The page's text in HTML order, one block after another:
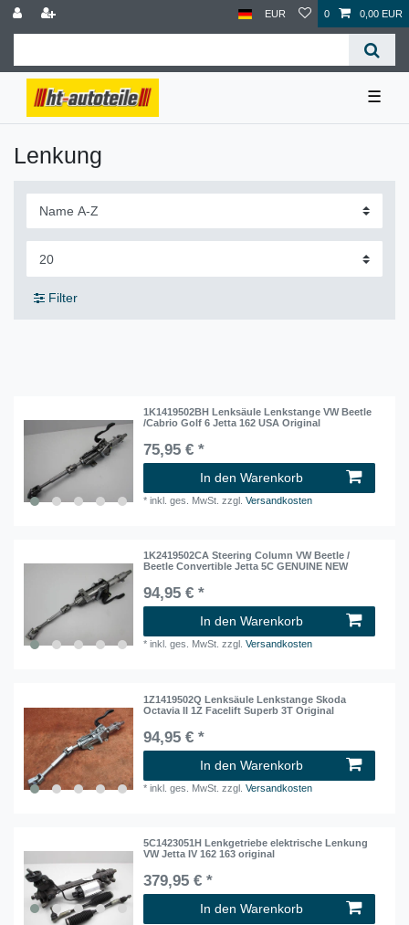
EUR 0 0,00 EUR
☰
Lenkung
Filter
1K1419502BH Lenksäule Lenkstange VW Beetle
/Cabrio Golf 6 Jetta 162 USA Original
75,95 € *
In den Warenkorb
*inkl. ges. MwSt. zzgl.Versandkosten
1K2419502CA Steering Column VW Beetle /
Beetle Convertible Jetta 5C GENUINE NEW
94,95 € *
In den Warenkorb
*inkl. ges. MwSt. zzgl.Versandkosten
1Z1419502Q Lenksäule Lenkstange Skoda
Octavia II 1Z Facelift Superb 3T Original
94,95 € *
In den Warenkorb
*inkl. ges. MwSt. zzgl.Versandkosten
5C1423051H Lenkgetriebe elektrische Lenkung
VW Jetta IV 162 163 original
379,95 € *
In den Warenkorb